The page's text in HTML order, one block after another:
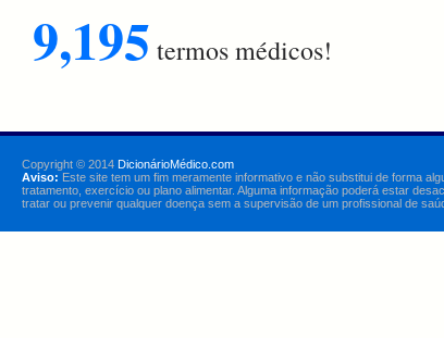
9,195 termos médicos!
Copyright © 2014 DicionárioMédico.com
Aviso: Este site tem um fim meramente informativo e não substitui de forma
tratamento, exercício ou plano alimentar. Alguma informação poderá estar
tratar ou prevenir qualquer doença sem a supervisão de um profissional de